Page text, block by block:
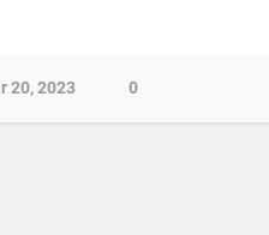
20, 2023 0